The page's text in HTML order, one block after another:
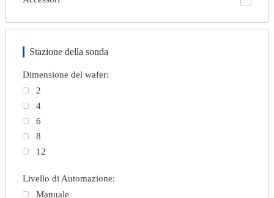
Stazione della sonda
Dimensione del wafer:
2
4
6
8
12
Livello di Automazione:
Manuale